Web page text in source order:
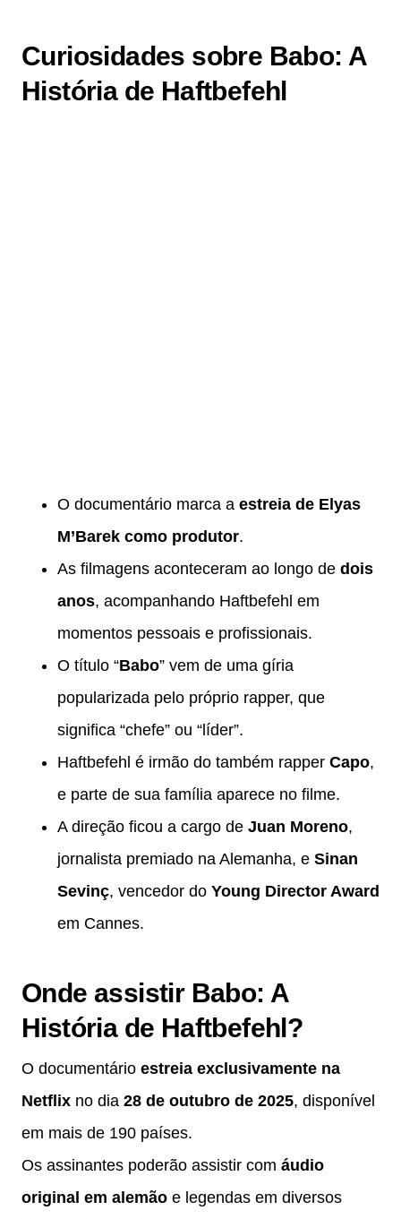
Curiosidades sobre Babo: A
História de Haftbefehl
O documentário marca a estreia de Elyas
M’Barek como produtor.
As filmagens aconteceram ao longo de dois
anos, acompanhando Haftbefehl em
momentos pessoais e profissionais.
O título “Babo” vem de uma gíria
popularizada pelo próprio rapper, que
significa “chefe” ou “líder”.
Haftbefehl é irmão do também rapper Capo,
e parte de sua família aparece no filme.
A direção ficou a cargo de Juan Moreno,
jornalista premiado na Alemanha, e Sinan
Sevinç, vencedor do Young Director Award
em Cannes.
Onde assistir Babo: A
História de Haftbefehl?
O documentário estreia exclusivamente na
Netflix no dia 28 de outubro de 2025, disponível
em mais de 190 países.
Os assinantes poderão assistir com áudio
original em alemão e legendas em diversos